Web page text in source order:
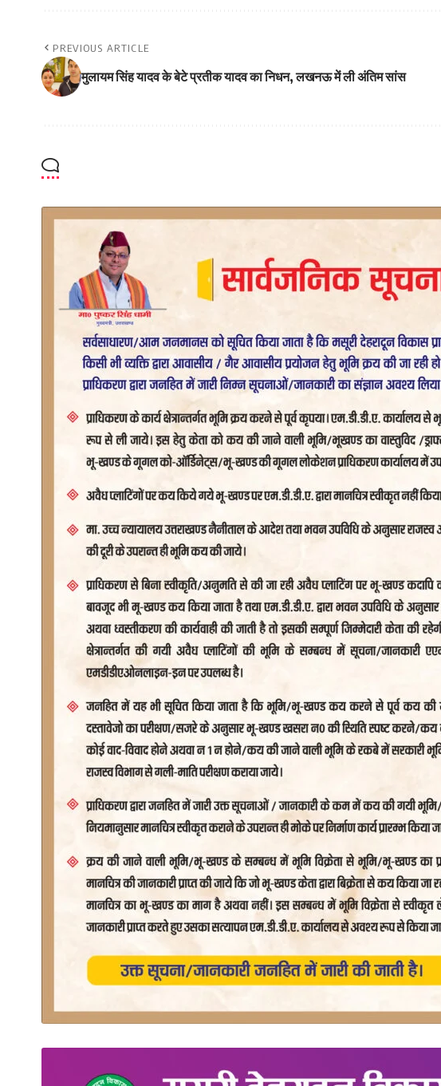
PREVIOUS ARTICLE
मुलायम सिंह यादव के बेटे प्रतीक यादव का निधन, लखनऊ में ली अंतिम सांस